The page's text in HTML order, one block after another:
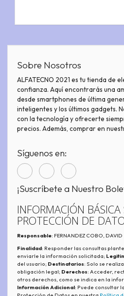
Sobre Nosotros
ALFATECNO 2021 es tu tienda de
confianza. Aquí encontrarás una
desde smartphones de última
inteligentes y los últimos gadgets.
con la tecnología y ofrecerte
precios. Además, comprar en
Síguenos en:
¡Suscríbete a Nuestro
INFORMACIÓN BÁSICA
PROTECCIÓN DE
Responsable: FERNANDEZ COBO, DAVID
Finalidad: Responder las consultas
enviarle la información solicitada;
del usuario; Destinatarios: Solo se
obligación legal; Derechos: Acceder,
otros derechos, como se indica en la
Información Adicional: Puede consultar